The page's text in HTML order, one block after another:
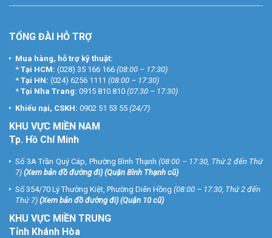
TỔNG ĐÀI HỖ TRỢ
Mua hàng, hỗ trợ kỹ thuật:
* Tại HCM: (028) 35 166 166 (08:00 – 17:30)
* Tại HN: (024) 6256 1111 (08:00 – 17:30)
* Tại Nha Trang: 0915 810 810 (07:30 – 17:30)
Khiếu nại, CSKH: 0902 51 53 55 (24/7)
KHU VỰC MIỀN NAM
Tp. Hồ Chí Minh
Số 3A Trần Quý Cáp, Phường Bình Thạnh (08:00 – 17:30, Thứ 2 đến Thứ
7) (Xem bản đồ đường đi) (Quận Bình Thạnh cũ)
Số 354/70 Lý Thường Kiệt, Phường Diên Hồng (08:00 – 17:30, Thứ 2 đến
Thứ 7) (Xem bản đồ đường đi) (Quận 10 cũ)
KHU VỰC MIỀN TRUNG
Tỉnh Khánh Hòa